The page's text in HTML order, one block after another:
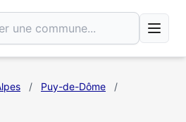
/ Puy-de-Dôme
/